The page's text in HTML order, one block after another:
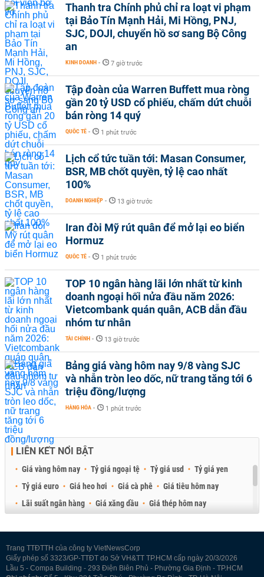
Thanh tra Chính phủ chỉ ra loạt vi phạm
tại Bảo Tín Mạnh Hải, Mi Hồng, PNJ,
SJC, DOJI, chuyển hồ sơ sang Bộ Công
an
KINH DOANH - 7 giờ trước
Tập đoàn của Warren Buffett mua ròng
gần 20 tỷ USD cổ phiếu, chấm dứt chuỗi
bán ròng 14 quý
QUỐC TẾ - 1 phút trước
Lịch cổ tức tuần tới: Masan Consumer,
BSR, MB chốt quyền, tỷ lệ cao nhất
100%
DOANH NGHIỆP - 13 giờ trước
Iran đòi Mỹ rút quân để mở lại eo biển
Hormuz
QUỐC TẾ - 1 phút trước
TOP 10 ngân hàng lãi lớn nhất từ kinh
doanh ngoại hối nửa đầu năm 2026:
Vietcombank quán quân, ACB dẫn đầu
nhóm tư nhân
TÀI CHÍNH - 13 giờ trước
Bảng giá vàng hôm nay 9/8 vàng SJC
và nhẫn tròn leo dốc, nữ trang tăng tới 6
triệu đồng/lượng
HÀNG HÓA - 1 phút trước
LIÊN KẾT NỔI BẬT
Giá vàng hôm nay Tỷ giá ngoại tệ Tỷ giá usd
Tỷ giá yen
Tỷ giá euro
Giá heo hơi Giá cà phê
Giá tiêu hôm nay
Lãi suất ngân hàng
Giá xăng dầu
Giá thép hôm nay
Trang TTĐTTH của công ty VietNewsCorp
Giấy phép số 3323/GP-TTĐT do Sở VH&TT TP.HCM cấp ngày 20/3/2026
Lầu 5 - Compa Building - 293 Điện Biên Phủ - Phường Gia Định - TP.HCM